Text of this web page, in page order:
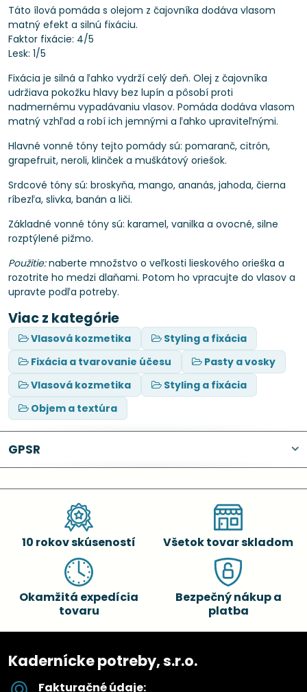
Táto ílová pomáda s olejom z čajovníka dodáva vlasom
matný efekt a silnú fixáciu.
Faktor fixácie: 4/5
Lesk: 1/5
Fixácia je silná a ľahko vydrží celý deň. Olej z čajovníka
udržiava pokožku hlavy bez lupín a pôsobí proti
nadmernému vypadávaniu vlasov. Pomáda dodáva vlasom
matný vzhľad a robí ich jemnými a ľahko upraviteľnými.
Hlavné vonné tóny tejto pomády sú: pomaranč, citrón,
grapefruit, neroli, klinček a muškátový oriešok.
Srdcové tóny sú: broskyňa, mango, ananás, jahoda, čierna
ríbezľa, slivka, banán a liči.
Základné vonné tóny sú: karamel, vanilka a ovocné, silne
rozptýlené pižmo.
Použitie:naberte množstvo o veľkosti lieskového orieška a
rozotrite ho medzi dlaňami. Potom ho vpracujte do vlasov a
upravte podľa potreby.
Viac z kategórie
Vlasová kozmetika
Styling a fixácia
Fixácia a tvarovanie účesu
Pasty a vosky
Vlasová kozmetika
Styling a fixácia
Objem a textúra
GPSR
10 rokov skúseností Všetok tovar skladom
Okamžitá expedícia
tovaru
Bezpečný nákup a
platba
Kadernícke potreby, s.r.o.
Fakturačné údaje: